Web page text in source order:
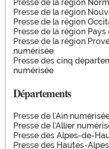
Presse de la région
Presse de la région
Presse de la région
Presse de la région Pays
Presse de la région
numérisée
Presse des cinq
numérisée
Départements
Presse de l'Ain
Presse de l'Allier
Presse des Alpes-de-
Presse des Hautes-